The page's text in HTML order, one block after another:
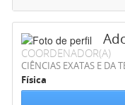
COORDENADOR(A)
CIÊNCIAS EXATAS E DA
Física